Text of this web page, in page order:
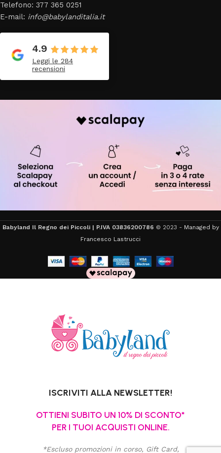
Telefono: 377 365 0251
E-mail: info@babylanditalia.it
4.9
Leggi le 284
recensioni
Babyland Il Regno dei Piccoli | P.IVA 03836200786 © 2023 - Managed by
Francesco Lastrucci
ISCRIVITI ALLA NEWSLETTER!
OTTIENI SUBITO UN 10% DI SCONTO*
PER I TUOI ACQUISTI ONLINE.
*Escluso promozioni in corso, Gift Card,